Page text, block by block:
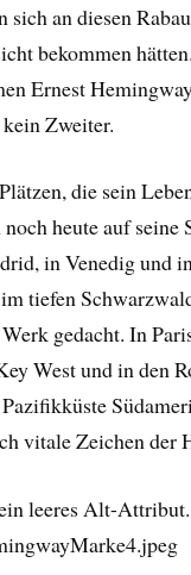
sich an diesen
bekommen
Ernest
Zweiter.
die sein
heute auf seine
in Venedig und
tiefen
gedacht. In
West und in den
vitale Zeichen der